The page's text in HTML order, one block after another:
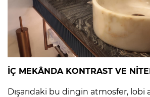
İÇ MEKÂNDA KONTRAST VE
Dışarıdaki bu dingin atmosfer, lobi